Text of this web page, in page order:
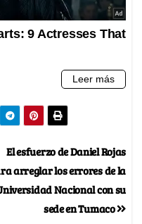
El esfuerzo de Daniel Rojas
arreglar los errores de la
Nacional con su
sede en Tumaco